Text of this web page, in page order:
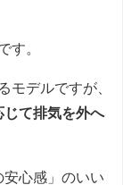
す。
モデルですが、
じて排気を外へ
安心感」のいい